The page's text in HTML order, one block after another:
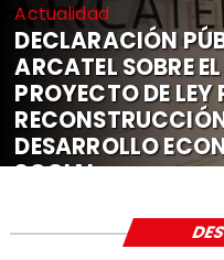
Actualidad
DECLARACIÓN
ARCATEL SOBRE
PROYECTO DE
DESARROLLO
SOCIAL